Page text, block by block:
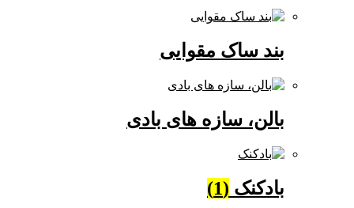
بند ساک مقوایی
بالن، سازه های بادی